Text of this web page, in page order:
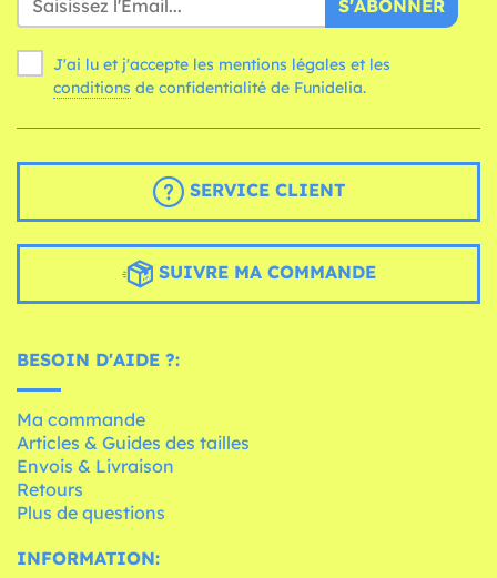
S'ABONNER
J'ai lu et j'accepte les mentions légales et les
conditions de confidentialité de Funidelia.
SERVICE CLIENT
SUIVRE MA COMMANDE
BESOIN D'AIDE ?:
Ma commande
Articles & Guides des tailles
Envois & Livraison
Retours
Plus de questions
INFORMATION: